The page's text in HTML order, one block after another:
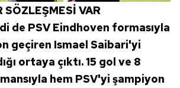
VAR
de PSV Eindhoven formasıyla
geçiren Ismael Saibari'yi
ortaya çıktı. 15 gol ve 8
hem PSV'yi şampiyon